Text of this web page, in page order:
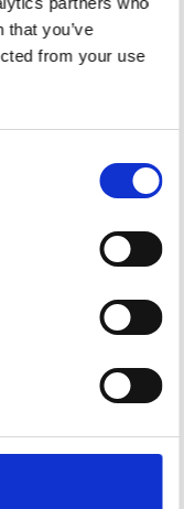
you’ve
from your use
63A ou 125A